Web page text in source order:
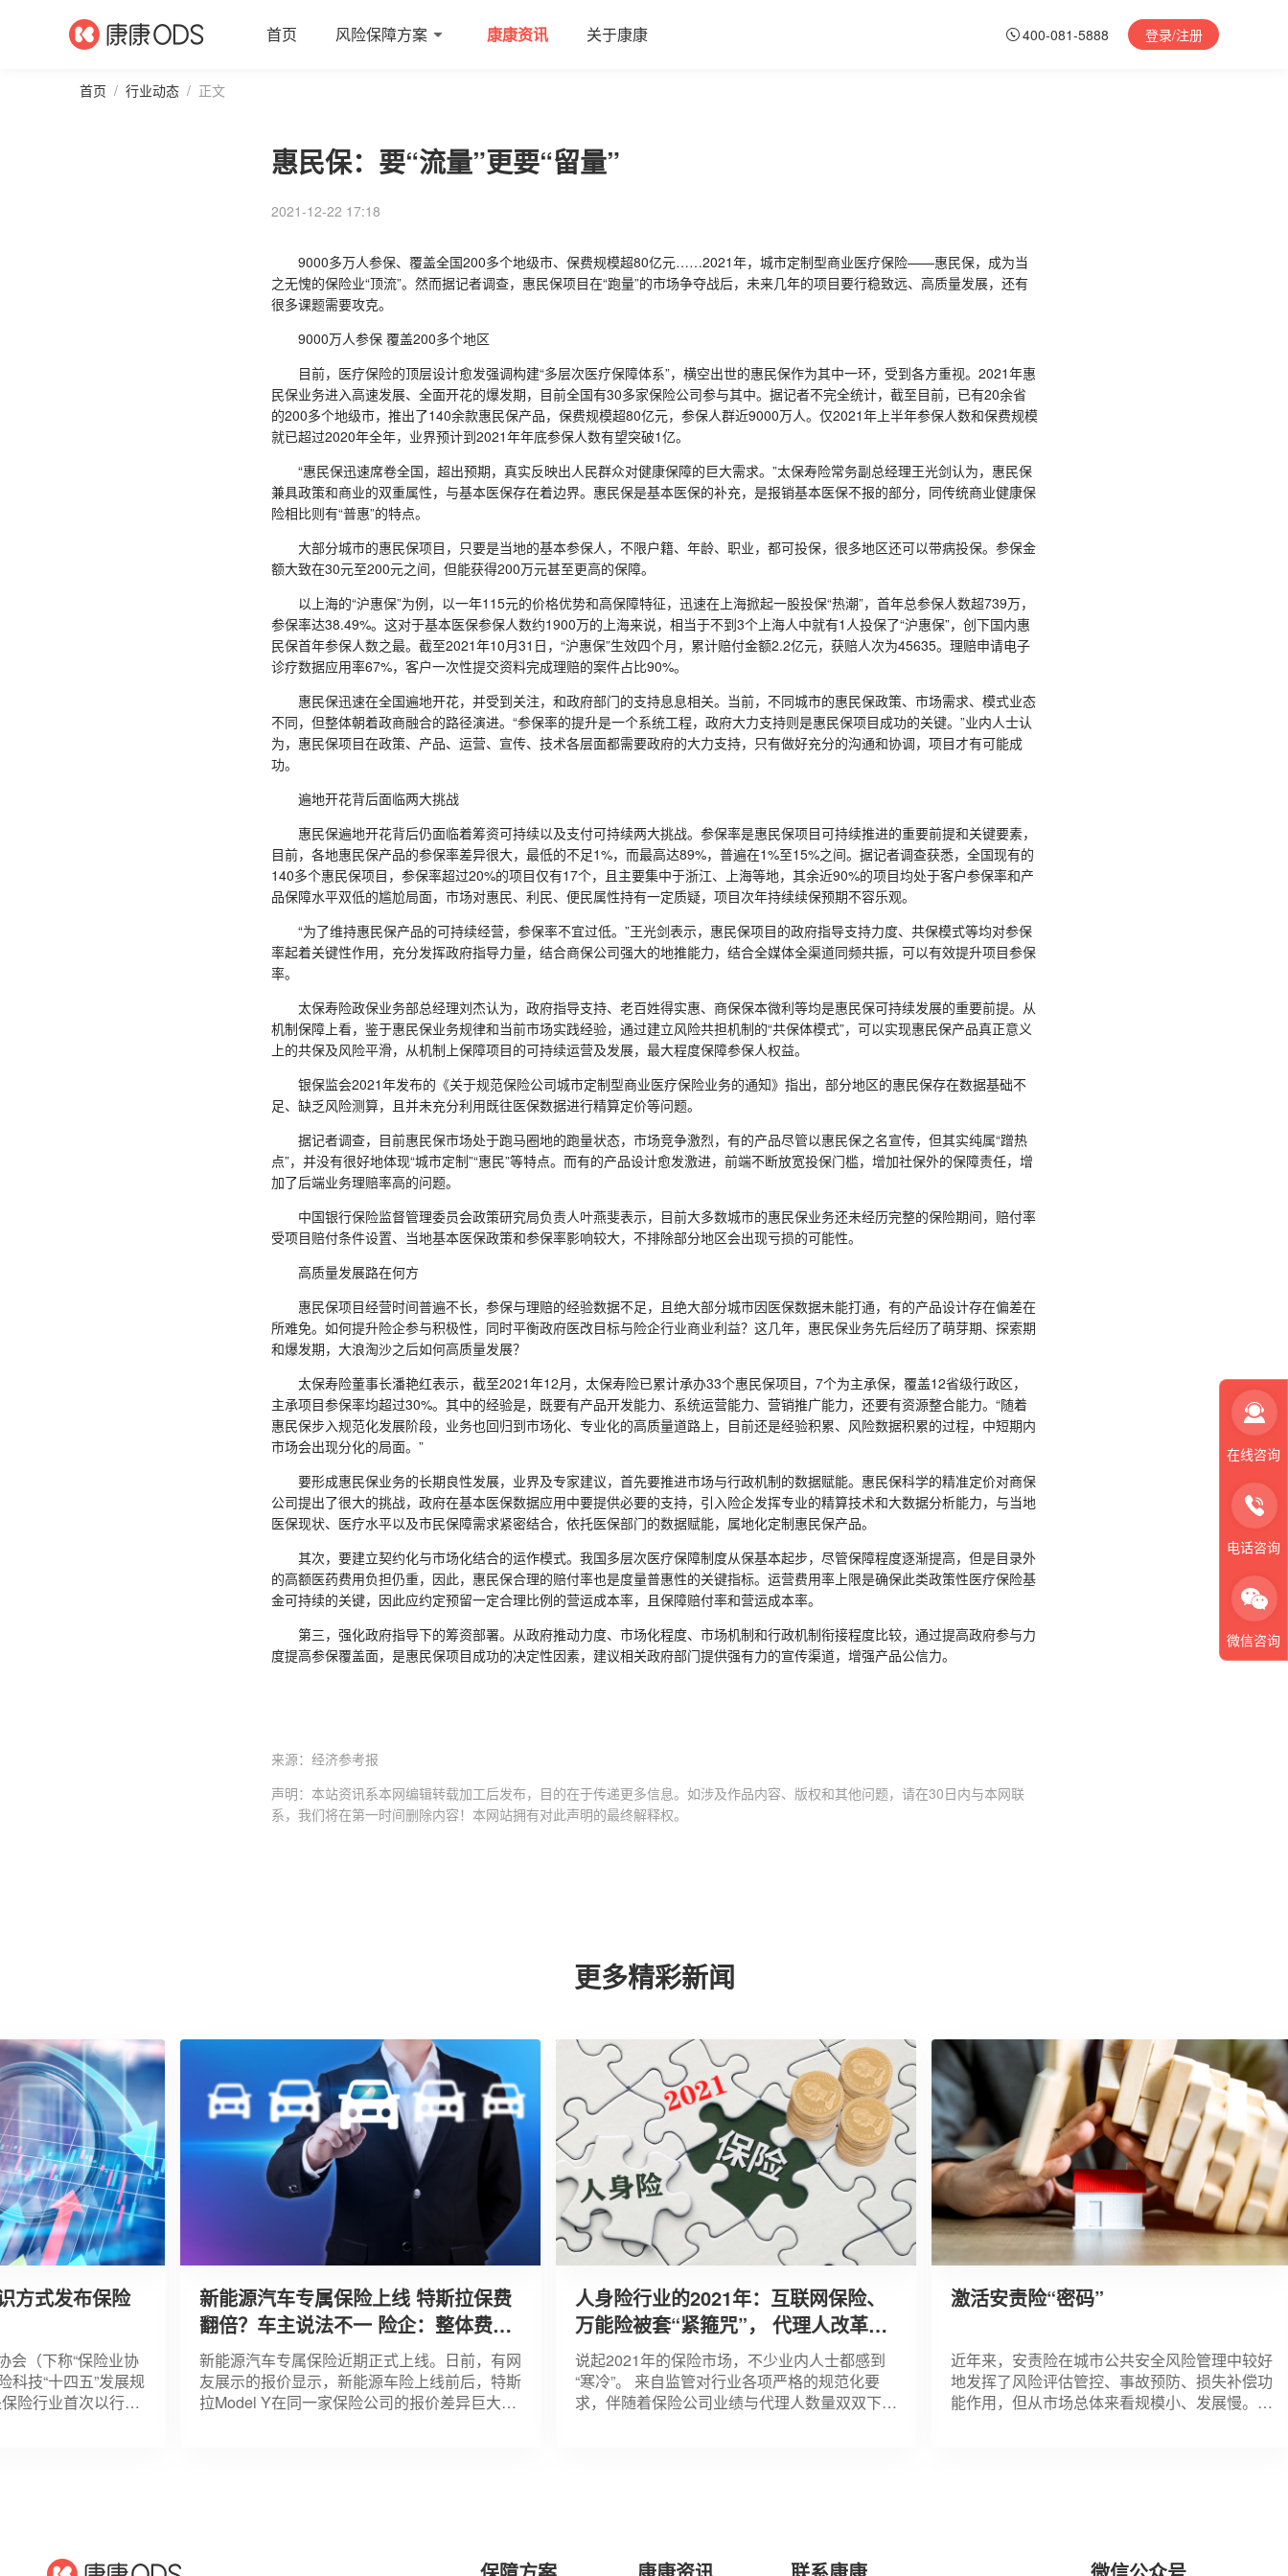
首页 风险保障方案 康康资讯 关于康康 400-081-5888 登录/注册
首页 / 行业动态 / 正文
惠民保：要“流量”更要“留量”
2021-12-22 17:18
9000多万人参保、覆盖全国200多个地级市、保费规模超80亿元……2021年，城市定制型商业医疗保险——惠民保，成为当
之无愧的保险业“顶流”。然而据记者调查，惠民保项目在“跑量”的市场争夺战后，未来几年的项目要行稳致远、高质量发展，还有
很多课题需要攻克。
9000万人参保 覆盖200多个地区
目前，医疗保险的顶层设计愈发强调构建“多层次医疗保障体系”，横空出世的惠民保作为其中一环，受到各方重视。2021年惠
民保业务进入高速发展、全面开花的爆发期，目前全国有30多家保险公司参与其中。据记者不完全统计，截至目前，已有20余省
的200多个地级市，推出了140余款惠民保产品，保费规模超80亿元，参保人群近9000万人。仅2021年上半年参保人数和保费规模
就已超过2020年全年，业界预计到2021年年底参保人数有望突破1亿。
“惠民保迅速席卷全国，超出预期，真实反映出人民群众对健康保障的巨大需求。”太保寿险常务副总经理王光剑认为，惠民保
兼具政策和商业的双重属性，与基本医保存在着边界。惠民保是基本医保的补充，是报销基本医保不报的部分，同传统商业健康保
险相比则有“普惠”的特点。
大部分城市的惠民保项目，只要是当地的基本参保人，不限户籍、年龄、职业，都可投保，很多地区还可以带病投保。参保金
额大致在30元至200元之间，但能获得200万元甚至更高的保障。
以上海的“沪惠保”为例，以一年115元的价格优势和高保障特征，迅速在上海掀起一股投保“热潮”，首年总参保人数超739万，
参保率达38.49%。这对于基本医保参保人数约1900万的上海来说，相当于不到3个上海人中就有1人投保了“沪惠保”，创下国内惠
民保首年参保人数之最。截至2021年10月31日，“沪惠保”生效四个月，累计赔付金额2.2亿元，获赔人次为45635。理赔申请电子
诊疗数据应用率67%，客户一次性提交资料完成理赔的案件占比90%。
惠民保迅速在全国遍地开花，并受到关注，和政府部门的支持息息相关。当前，不同城市的惠民保政策、市场需求、模式业态
不同，但整体朝着政商融合的路径演进。“参保率的提升是一个系统工程，政府大力支持则是惠民保项目成功的关键。”业内人士认
为，惠民保项目在政策、产品、运营、宣传、技术各层面都需要政府的大力支持，只有做好充分的沟通和协调，项目才有可能成
功。
遍地开花背后面临两大挑战
惠民保遍地开花背后仍面临着筹资可持续以及支付可持续两大挑战。参保率是惠民保项目可持续推进的重要前提和关键要素，
目前，各地惠民保产品的参保率差异很大，最低的不足1%，而最高达89%，普遍在1%至15%之间。据记者调查获悉，全国现有的
140多个惠民保项目，参保率超过20%的项目仅有17个，且主要集中于浙江、上海等地，其余近90%的项目均处于客户参保率和产
品保障水平双低的尴尬局面，市场对惠民、利民、便民属性持有一定质疑，项目次年持续续保预期不容乐观。
“为了维持惠民保产品的可持续经营，参保率不宜过低。”王光剑表示，惠民保项目的政府指导支持力度、共保模式等均对参保
率起着关键性作用，充分发挥政府指导力量，结合商保公司强大的地推能力，结合全媒体全渠道同频共振，可以有效提升项目参保
率。
太保寿险政保业务部总经理刘杰认为，政府指导支持、老百姓得实惠、商保保本微利等均是惠民保可持续发展的重要前提。从
机制保障上看，鉴于惠民保业务规律和当前市场实践经验，通过建立风险共担机制的“共保体模式”，可以实现惠民保产品真正意义
上的共保及风险平滑，从机制上保障项目的可持续运营及发展，最大程度保障参保人权益。
银保监会2021年发布的《关于规范保险公司城市定制型商业医疗保险业务的通知》指出，部分地区的惠民保存在数据基础不
足、缺乏风险测算，且并未充分利用既往医保数据进行精算定价等问题。
据记者调查，目前惠民保市场处于跑马圈地的跑量状态，市场竞争激烈，有的产品尽管以惠民保之名宣传，但其实纯属“蹭热
点”，并没有很好地体现“城市定制”“惠民”等特点。而有的产品设计愈发激进，前端不断放宽投保门槛，增加社保外的保障责任，增
加了后端业务理赔率高的问题。
中国银行保险监督管理委员会政策研究局负责人叶燕斐表示，目前大多数城市的惠民保业务还未经历完整的保险期间，赔付率
受项目赔付条件设置、当地基本医保政策和参保率影响较大，不排除部分地区会出现亏损的可能性。
高质量发展路在何方
惠民保项目经营时间普遍不长，参保与理赔的经验数据不足，且绝大部分城市因医保数据未能打通，有的产品设计存在偏差在
所难免。如何提升险企参与积极性，同时平衡政府医改目标与险企行业商业利益？这几年，惠民保业务先后经历了萌芽期、探索期
和爆发期，大浪淘沙之后如何高质量发展？
太保寿险董事长潘艳红表示，截至2021年12月，太保寿险已累计承办33个惠民保项目，7个为主承保，覆盖12省级行政区，
主承项目参保率均超过30%。其中的经验是，既要有产品开发能力、系统运营能力、营销推广能力，还要有资源整合能力。“随着
惠民保步入规范化发展阶段，业务也回归到市场化、专业化的高质量道路上，目前还是经验积累、风险数据积累的过程，中短期内
市场会出现分化的局面。”
要形成惠民保业务的长期良性发展，业界及专家建议，首先要推进市场与行政机制的数据赋能。惠民保科学的精准定价对商保
公司提出了很大的挑战，政府在基本医保数据应用中要提供必要的支持，引入险企发挥专业的精算技术和大数据分析能力，与当地
医保现状、医疗水平以及市民保障需求紧密结合，依托医保部门的数据赋能，属地化定制惠民保产品。
其次，要建立契约化与市场化结合的运作模式。我国多层次医疗保障制度从保基本起步，尽管保障程度逐渐提高，但是目录外
的高额医药费用负担仍重，因此，惠民保合理的赔付率也是度量普惠性的关键指标。运营费用率上限是确保此类政策性医疗保险基
金可持续的关键，因此应约定预留一定合理比例的营运成本率，且保障赔付率和营运成本率。
第三，强化政府指导下的筹资部署。从政府推动力度、市场化程度、市场机制和行政机制衔接程度比较，通过提高政府参与力
度提高参保覆盖面，是惠民保项目成功的决定性因素，建议相关政府部门提供强有力的宣传渠道，增强产品公信力。
来源：经济参考报
声明：本站资讯系本网编辑转载加工后发布，目的在于传递更多信息。如涉及作品内容、版权和其他问题，请在30日内与本网联
系，我们将在第一时间删除内容！本网站拥有对此声明的最终解释权。
在线咨询
电话咨询
微信咨询
更多精彩新闻
发布保险
下称“保险业协
“十四五”发展规
行业首次以行业
新能源汽车专属保险上线 特斯拉保费
翻倍？车主说法不一 险企：整体费率
调整不显著
新能源汽车专属保险近期正式上线。日前，有网
友展示的报价显示，新能源车险上线前后，特斯
拉Model Y在同一家保险公司的报价差异巨大，
人身险行业的2021年：互联网保险、
万能险被套“紧箍咒”， 代理人改革行
至十字路口
说起2021年的保险市场，不少业内人士都感到
“寒冷”。 来自监管对行业各项严格的规范化要
求，伴随着保险公司业绩与代理人数量双双下
激活安责险“密码”
近年来，安责险在城市公共安全风险管理中较好
地发挥了风险评估管控、事故预防、损失补偿功
能作用，但从市场总体来看规模小、发展慢。新